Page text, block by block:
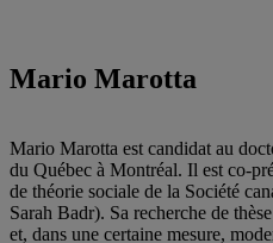
Mario Marotta
Mario Marotta est candidat au
du Québec à Montréal. Il est co-
de théorie sociale de la Société
Sarah Badr). Sa recherche de
et, dans une certaine mesure,